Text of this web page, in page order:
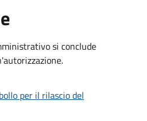
si conclude
per il rilascio del